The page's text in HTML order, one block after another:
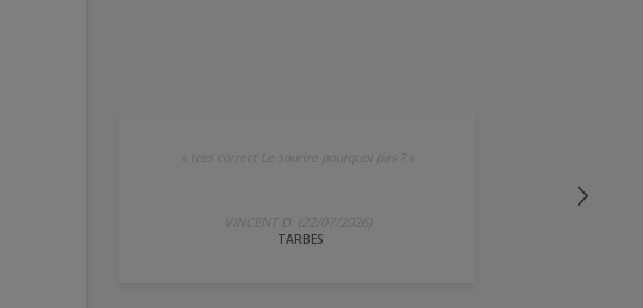
tres correct Le sourire pourquoi pas ?
VINCENT D. (22/07/2026)
TARBES